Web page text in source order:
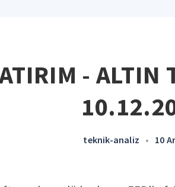
-
teknik-analiz • 10